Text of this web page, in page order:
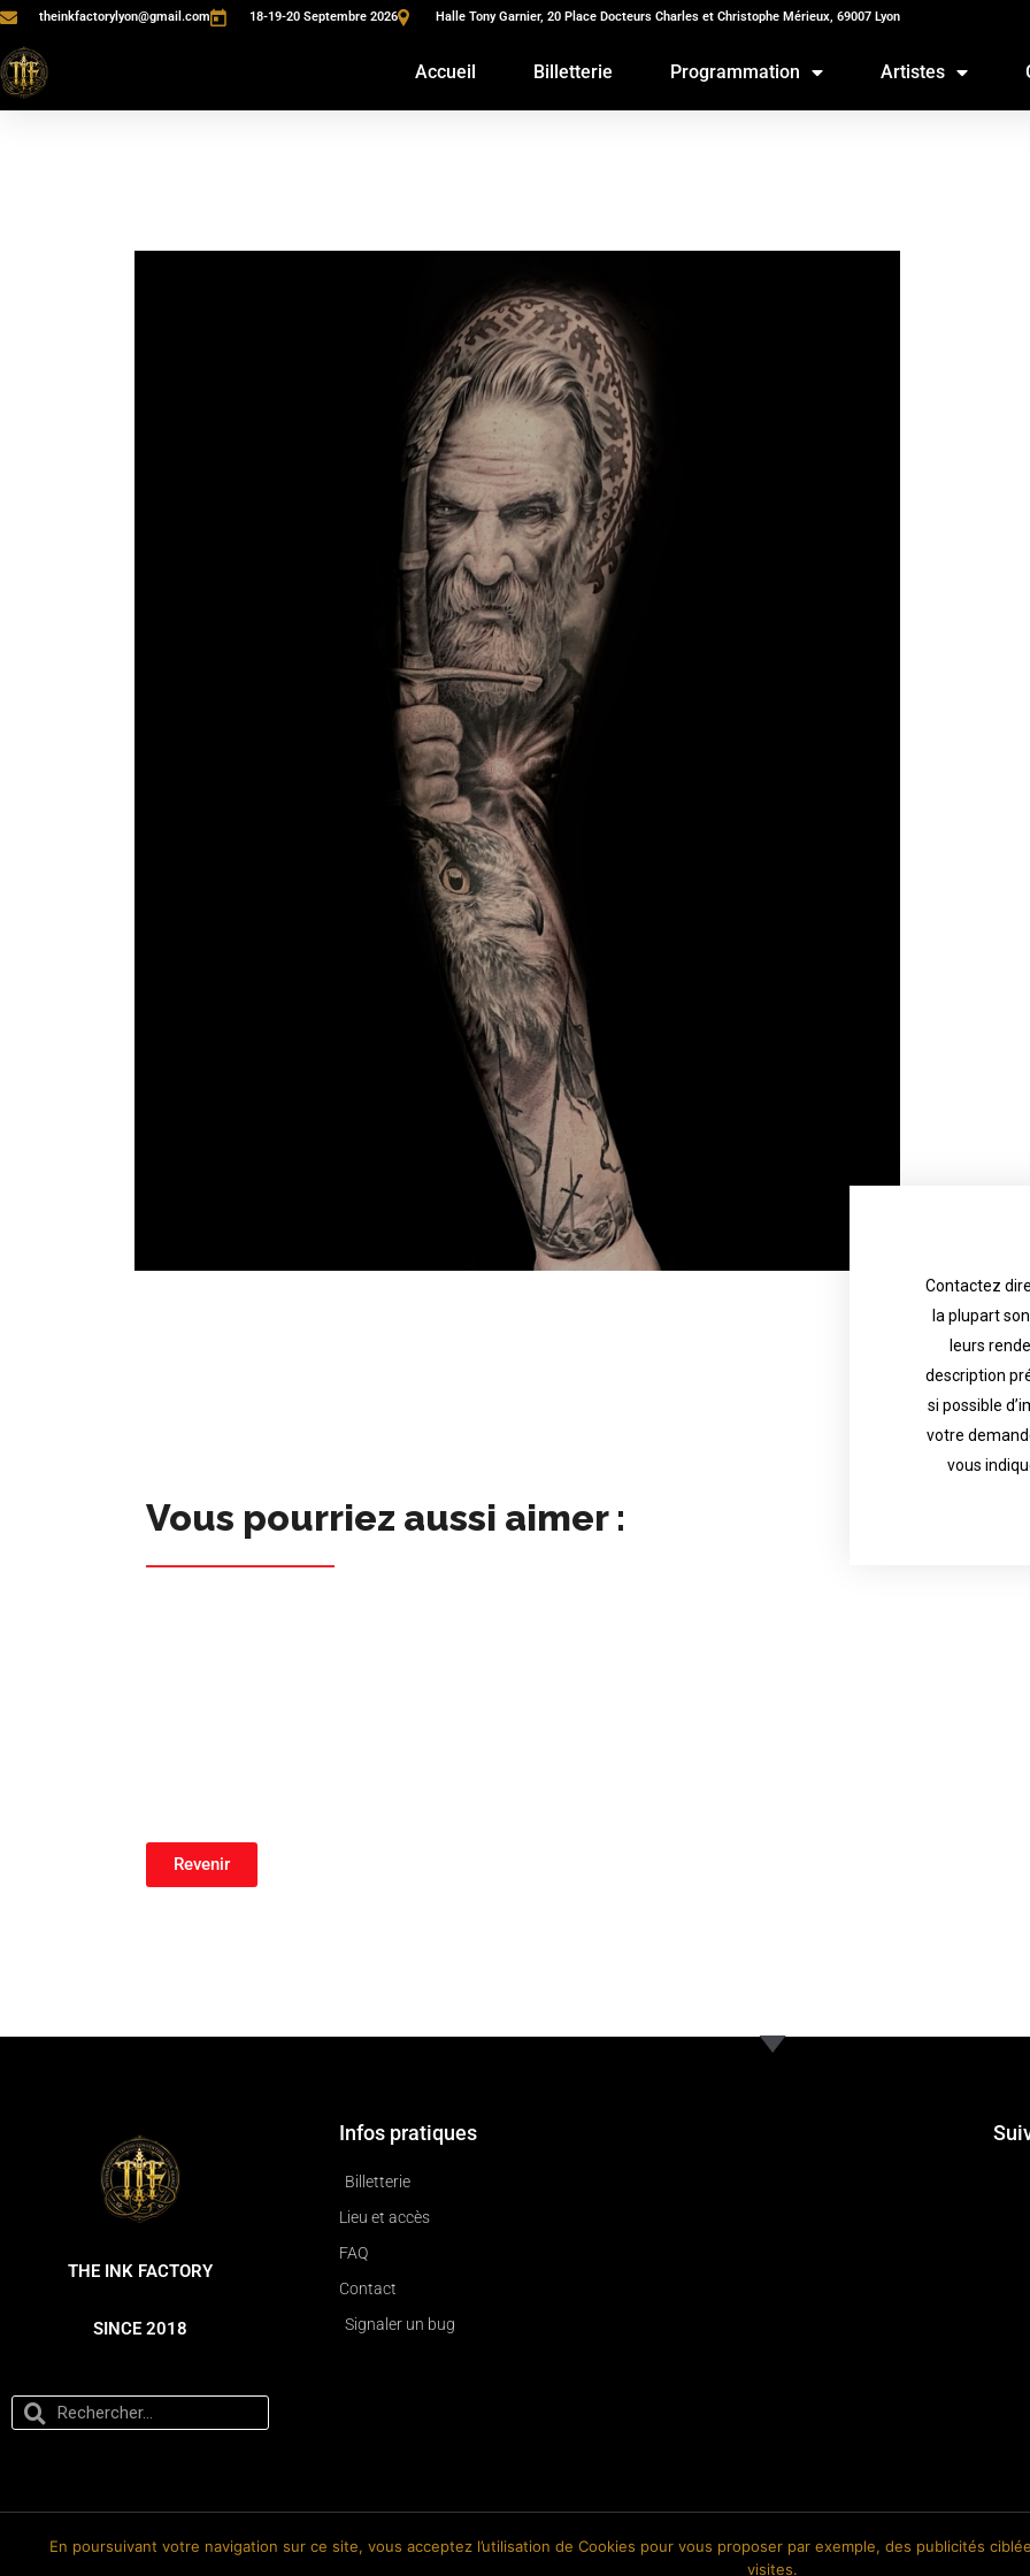
theinkfactorylyon@gmail.com 18-19-20 Septembre 2026 Halle Tony Garnier, 20 Place Docteurs Charles et Christophe Mérieux, 69007 Lyon
Accueil Billetterie Programmation Artistes
Contactez
la plupart
leurs
description
si possible
votre
vous
Contact
most are in
their
description
with
the
Vous pourriez aussi aimer :
Revenir
THE INK FACTORY
SINCE 2018
Infos pratiques
Billetterie
Lieu et accès
FAQ
Contact
Signaler un bug
En poursuivant votre navigation sur ce site, vous acceptez l’utilisation de Cookies pour vous proposer par exemple, des publicités
visites.